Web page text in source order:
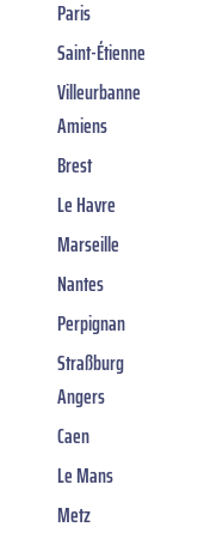
Paris
Saint-Étienne
Villeurbanne
Amiens
Brest
Le Havre
Marseille
Nantes
Perpignan
Straßburg
Angers
Caen
Le Mans
Metz